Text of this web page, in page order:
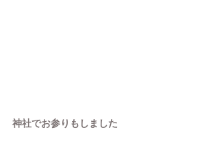
神社でお参りもしました